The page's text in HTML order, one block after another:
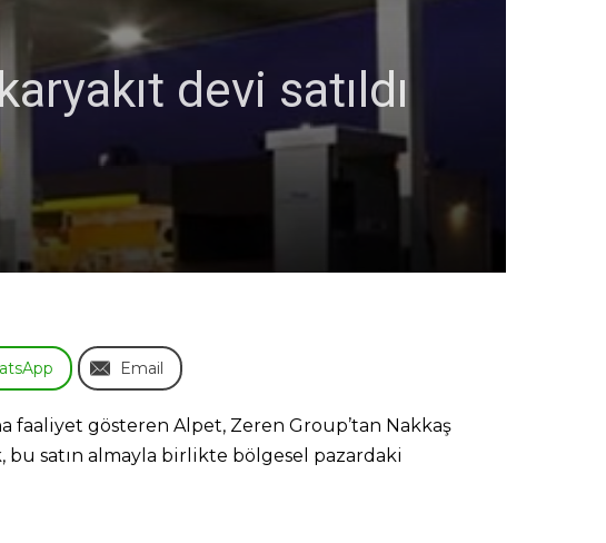
devi satıldı
Email
faaliyet gösteren Alpet, Zeren Group’tan Nakkaş
satın almayla birlikte bölgesel pazardaki